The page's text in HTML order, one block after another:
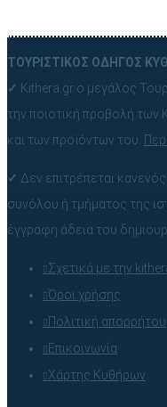
ΤΟΥΡΙΣΤΙΚΟΣ ΟΔΗΓΟΣ
✓ Kithera.gr ο μεγάλος
την ποιοτική προβολή
και των προϊόντων του.
✓ Δεν επιτρέπεται
συνόλου ή τμήματος της
έγγραφη άδεια του
Σχετικά με την
Όροι χρήσης
Πολιτική απορρήτου
Επικοινωνία
Χάρτης Κυθήρων